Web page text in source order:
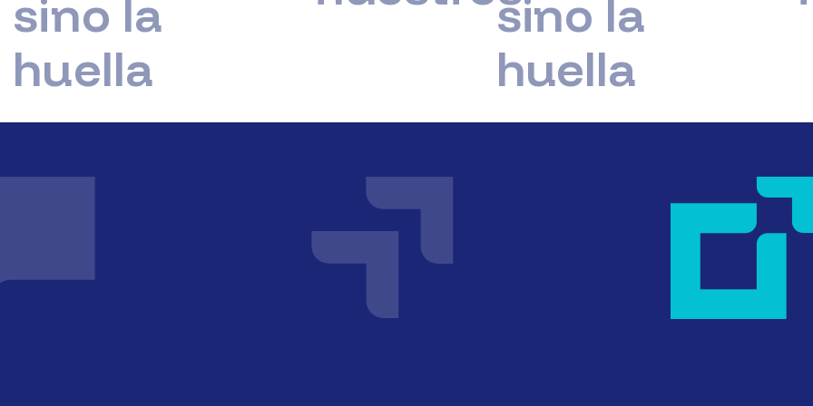
la
sino la
huella